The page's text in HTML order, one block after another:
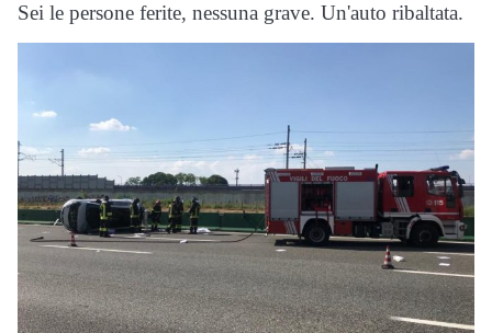
Sei le persone ferite, nessuna grave. Un'auto ribaltata.